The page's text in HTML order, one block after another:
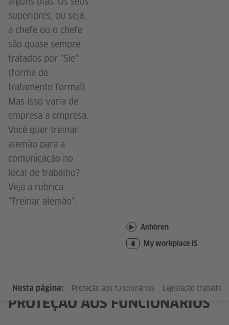
superiores, ou seja,
a chefe ou o chefe
são quase sempre
tratados por "Sie"
(forma de
tratamento formal).
Mas isso varia de
empresa a empresa.
Você quer treinar
alemão para a
comunicação no
local de trabalho?
Veja a rubrica
"Treinar alemão".
Anhören
My workplace IS
Nesta página: Proteção aos funcionários Legislação
PROTEÇÃO AOS FUNCIONÁRIOS